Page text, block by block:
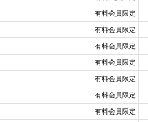
有料会員限定
有料会員限定
有料会員限定
有料会員限定
有料会員限定
有料会員限定
有料会員限定